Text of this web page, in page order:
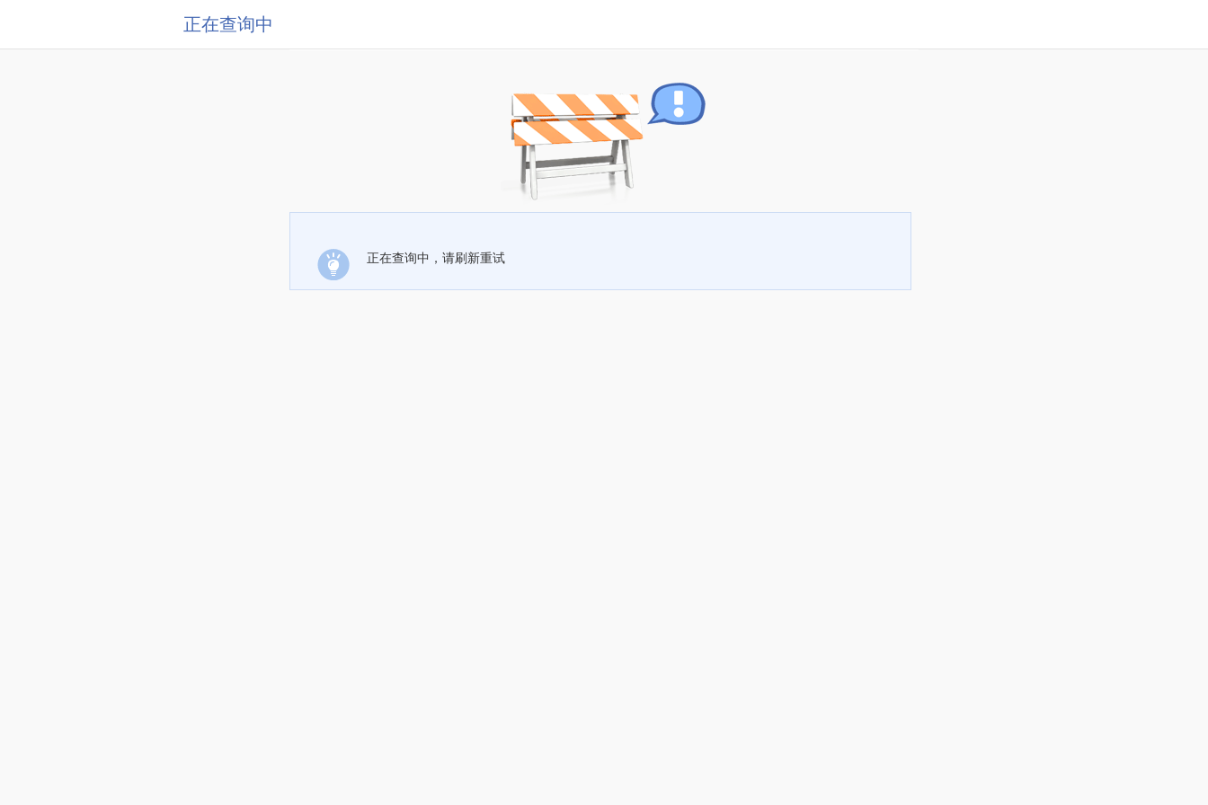
正在查询中
正在查询中，请刷新重试